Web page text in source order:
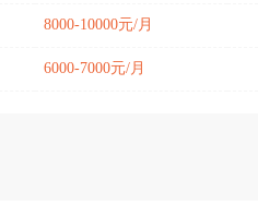
8000-10000元/月
6000-7000元/月